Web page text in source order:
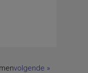
volgende »